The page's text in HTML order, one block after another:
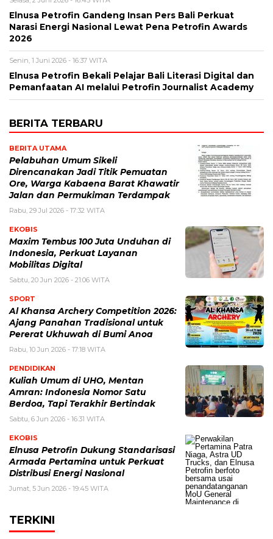
Elnusa Petrofin Gandeng Insan Pers Bali Perkuat
Narasi Energi Nasional Lewat Pena Petrofin Awards
2026
Senin, 1 Juni 2026 - 16:37 WITA
Elnusa Petrofin Bekali Pelajar Bali Literasi Digital dan
Pemanfaatan AI melalui Petrofin Journalist Academy
BERITA TERBARU
BERITA UTAMA
Pelabuhan Umum Sikeli
Direncanakan Jadi Titik Pemuatan
Ore, Warga Kabaena Barat Khawatir
Jalan dan Permukiman Terdampak
Rabu, 29 Jul 2026 - 17:32 WITA
EKOBIS
Maxim Tembus 100 Juta Unduhan di
Indonesia, Perkuat Layanan
Mobilitas Digital
Sabtu, 20 Jun 2026 - 21:06 WITA
SPORT
Al Khansa Archery Competition 2026:
Ajang Panahan Tradisional untuk
Pererat Ukhuwah di Bumi Anoa
Rabu, 10 Jun 2026 - 17:18 WITA
PENDIDIKAN
Kuliah Umum di UHO, Mentan
Amran: Indonesia Nomor Satu
Berdoa, Tapi Terakhir Bertindak
Sabtu, 6 Jun 2026 - 16:31 WITA
EKOBIS
Elnusa Petrofin Dukung Standarisasi
Armada Pertamina untuk Perkuat
Distribusi Energi Nasional
Jumat, 5 Jun 2026 - 19:45 WITA
TERKINI